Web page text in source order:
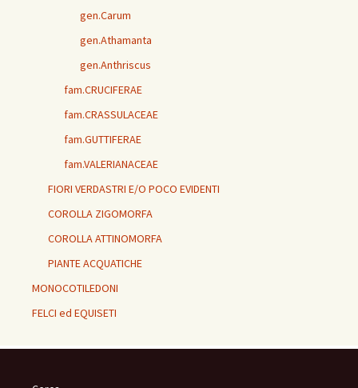
gen.Carum
gen.Athamanta
gen.Anthriscus
fam.CRUCIFERAE
fam.CRASSULACEAE
fam.GUTTIFERAE
fam.VALERIANACEAE
FIORI VERDASTRI E/O POCO EVIDENTI
COROLLA ZIGOMORFA
COROLLA ATTINOMORFA
PIANTE ACQUATICHE
MONOCOTILEDONI
FELCI ed EQUISETI